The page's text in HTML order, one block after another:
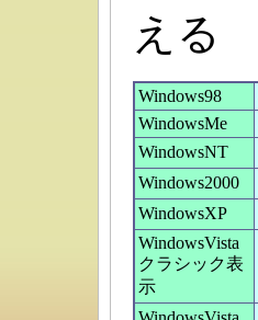
える
Windows98
WindowsMe
WindowsNT
Windows2000
WindowsXP
WindowsVista
クラシック表
示